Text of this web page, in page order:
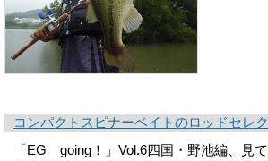
コンパクトスピナーベイトのロッドセレ
「EG going！」Vol.6四国・野池編、見